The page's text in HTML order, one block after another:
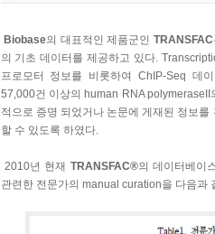
Biobase의 대표적인 제품군인 TRANSFAC
의 기초 데이터를 제공하고 있다.
프로모터 정보를 비롯하여 ChIP-Seq 데
57,000건 이상의 human RNA
적으로 증명 되었거나 논문에 게재된 정보
할 수 있도록 하였다.
2010년 현재 TRANSFAC®의 데이터베이
관련한 전문가의 manual curation을 다음과